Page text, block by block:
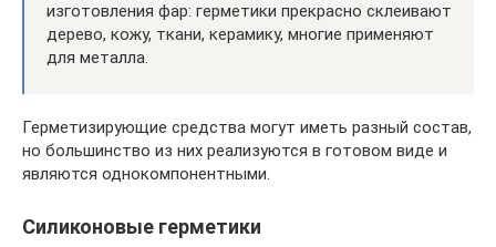
изготовления фар: герметики прекрасно склеивают
дерево, кожу, ткани, керамику, многие применяют
для металла.
Герметизирующие средства могут иметь разный состав,
но большинство из них реализуются в готовом виде и
являются однокомпонентными.
Силиконовые герметики